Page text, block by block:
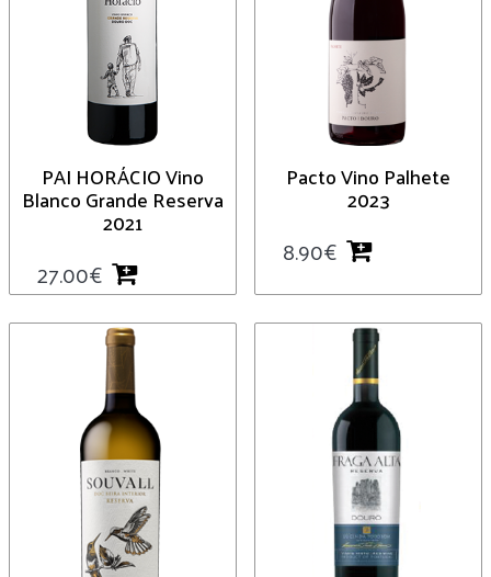
PAI HORÁCIO Vino
Blanco Grande Reserva
2021
27.00€
Pacto Vino Palhete
2023
8.90€